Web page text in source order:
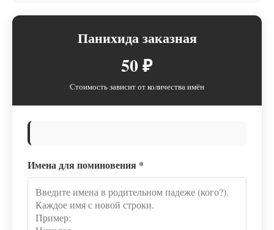
Панихида заказная
50 ₽
Стоимость зависит от количества имён
Имена для поминовения *